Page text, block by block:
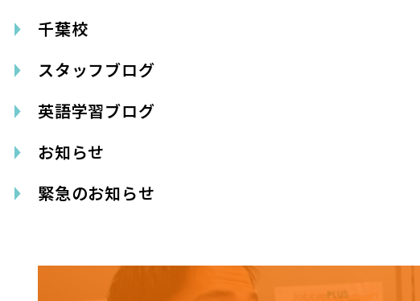
千葉校
スタッフブログ
英語学習ブログ
お知らせ
緊急のお知らせ